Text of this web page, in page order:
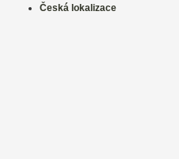
Česká lokalizace